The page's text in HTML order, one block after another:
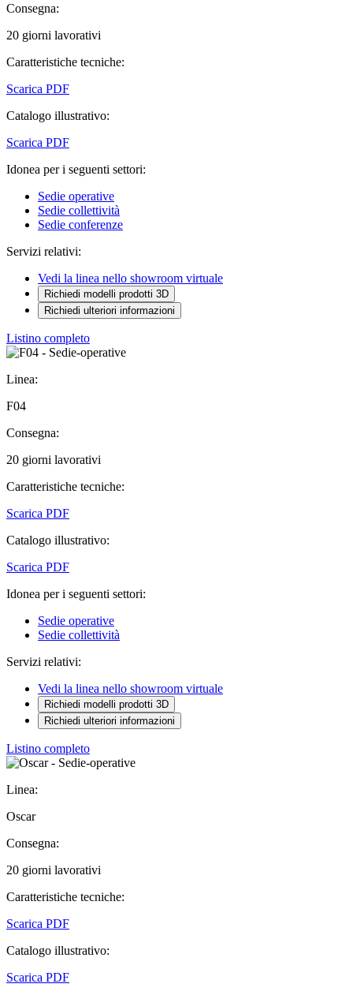
Consegna:
20 giorni lavorativi
Caratteristiche tecniche:
Scarica PDF
Catalogo illustrativo:
Scarica PDF
Idonea per i seguenti settori:
Sedie operative
Sedie collettività
Sedie conferenze
Servizi relativi:
Vedi la linea nello showroom virtuale
Richiedi modelli prodotti 3D
Richiedi ulteriori informazioni
Listino completo
Linea:
F04
Consegna:
20 giorni lavorativi
Caratteristiche tecniche:
Scarica PDF
Catalogo illustrativo:
Scarica PDF
Idonea per i seguenti settori:
Sedie operative
Sedie collettività
Servizi relativi:
Vedi la linea nello showroom virtuale
Richiedi modelli prodotti 3D
Richiedi ulteriori informazioni
Listino completo
Linea:
Oscar
Consegna:
20 giorni lavorativi
Caratteristiche tecniche:
Scarica PDF
Catalogo illustrativo:
Scarica PDF